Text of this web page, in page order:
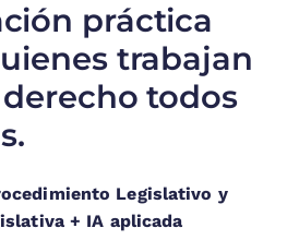
práctica
trabajan
todos
Legislativo y
+ IA aplicada